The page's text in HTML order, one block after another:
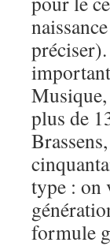
Musique,
plus de
type : on
formule